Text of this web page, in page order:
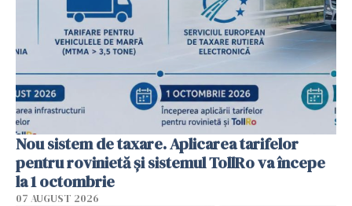
Nou sistem de taxare. Aplicarea tarifelor
pentru rovinietă şi sistemul TollRo va începe
la 1 octombrie
07 AUGUST 2026